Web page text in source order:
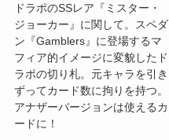
ドラポのSSレア『ミスター・
ジョーカー』に関して。スペダ
ン『Gamblers』に登場するマ
フィア的イメージに変貌したド
ラポの切り札。元キャラを引き
ずってカード数に拘りを持つ。
アナザーバージョンは使えるカ
ードに！